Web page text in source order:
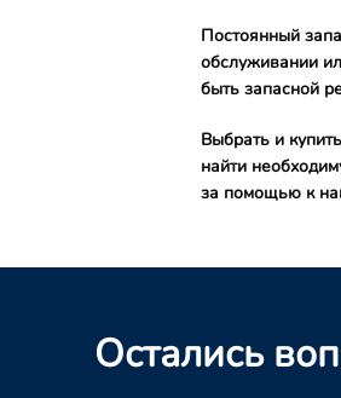
Постоянный
обслуживании
быть запасной
Выбрать и
найти
за помощью к
Остались